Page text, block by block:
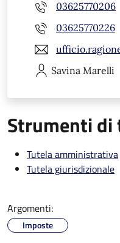
03625770206
03625770226
Savina Marelli
Strumenti
Tutela amministrativa
Tutela giurisdizionale
Argomenti:
Imposte